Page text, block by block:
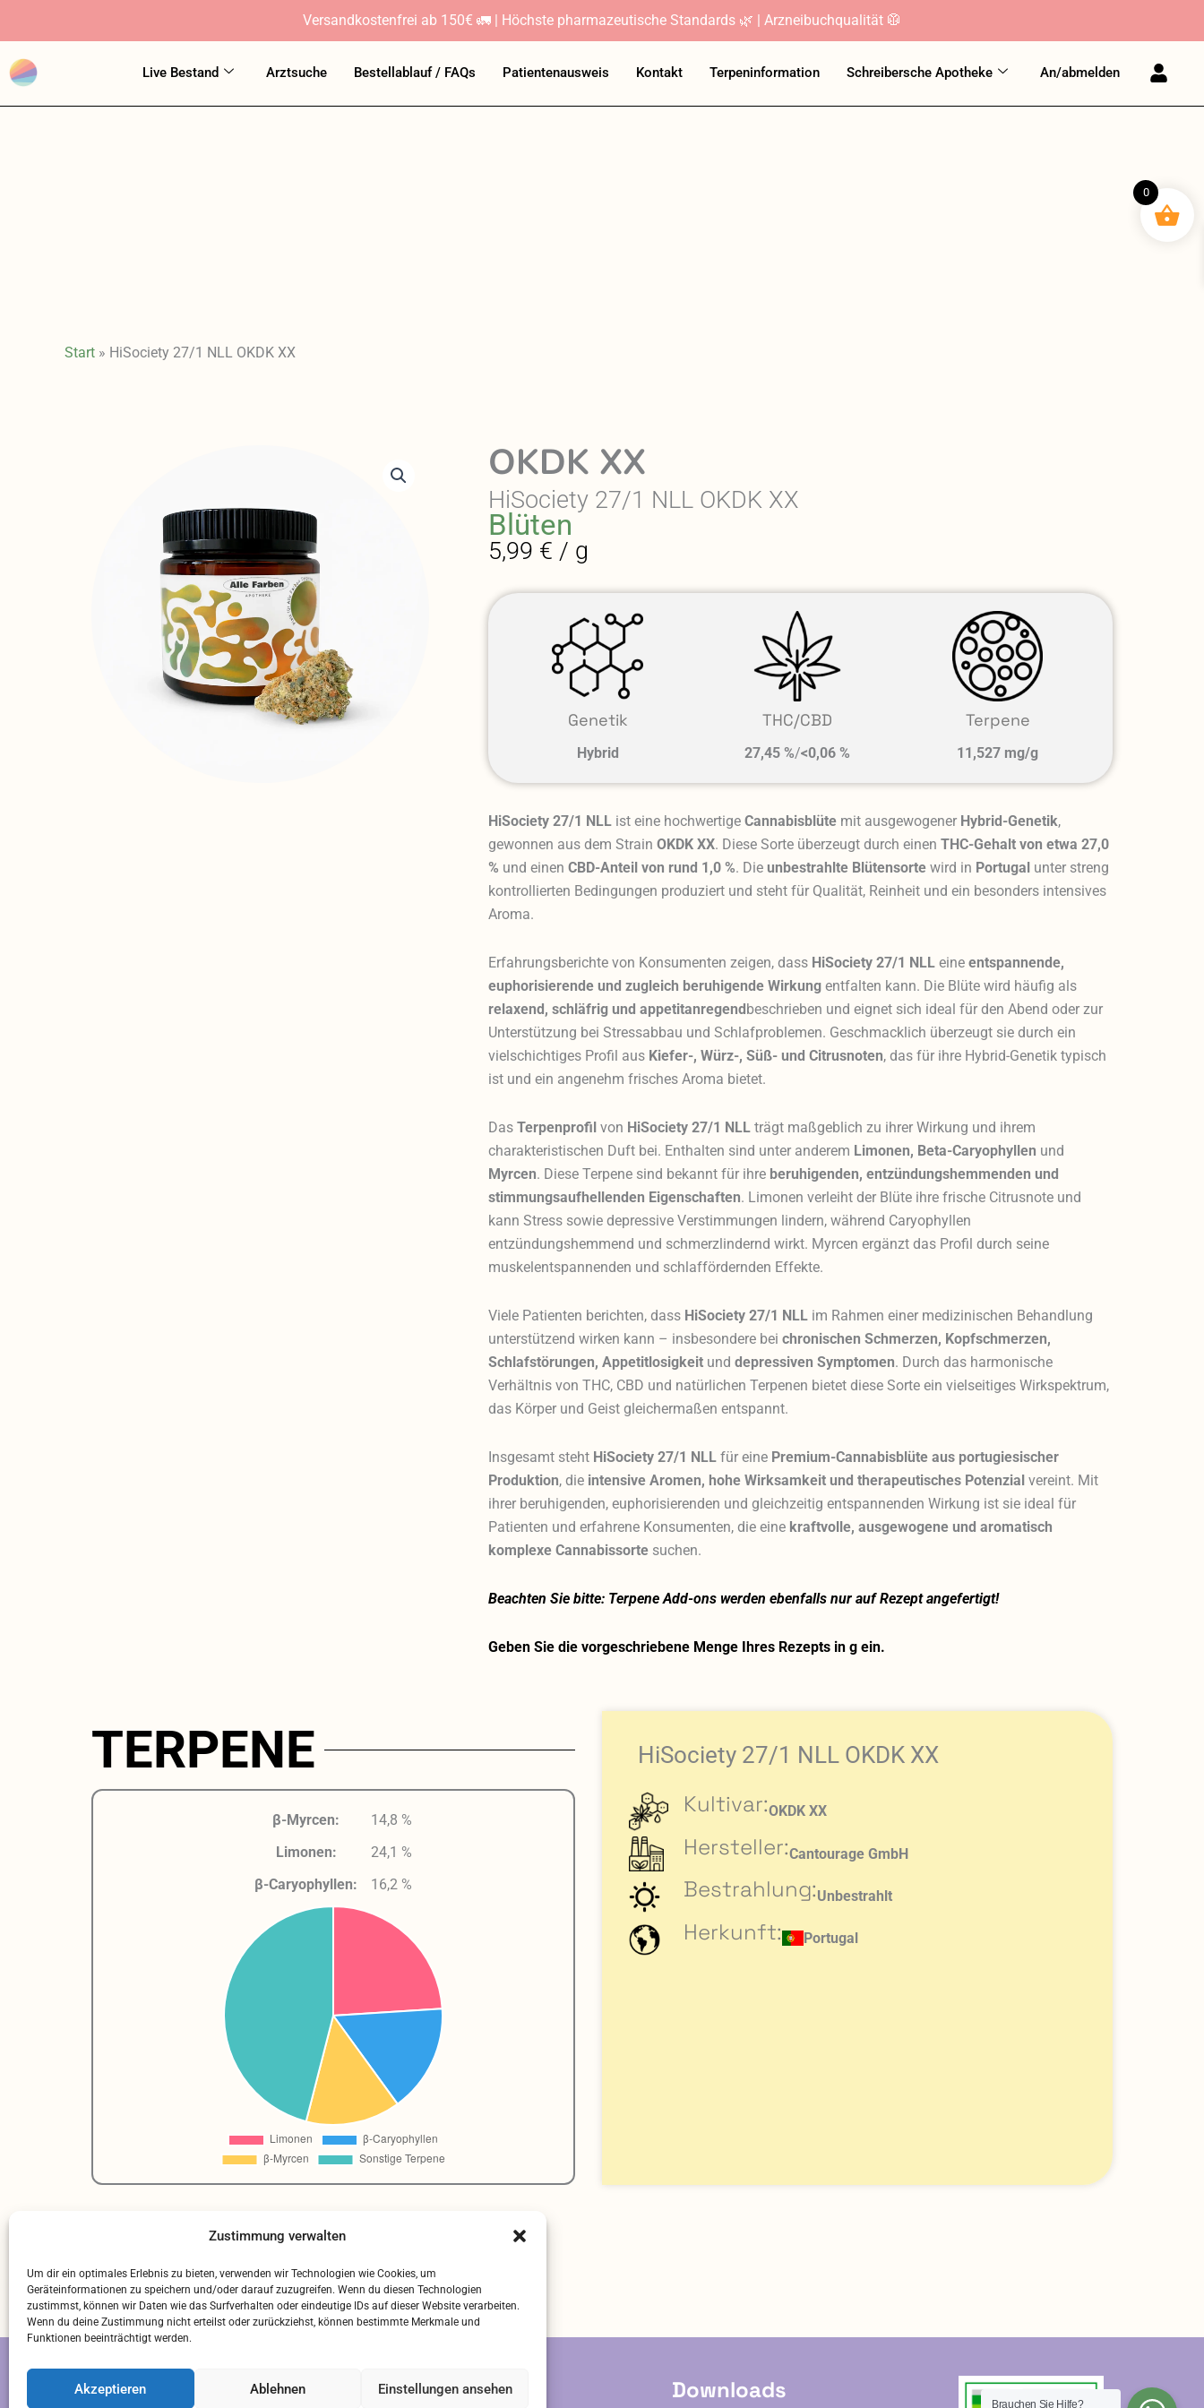
Versandkostenfrei ab 150€ 🚛 | Höchste pharmazeutische Standards 🌿 | Arzneibuchqualität 🥼
Zustimmung verwalten
Um dir ein optimales Erlebnis zu bieten, verwenden wir Technologien wie Cookies, um
Geräteinformationen zu speichern und/oder darauf zuzugreifen. Wenn du diesen Technologien
zustimmst, können wir Daten wie das Surfverhalten oder eindeutige IDs auf dieser Website verarbeiten.
Wenn du deine Zustimmung nicht erteilst oder zurückziehst, können bestimmte Merkmale und
Funktionen beeinträchtigt werden.
Akzeptieren Ablehnen Einstellungen ansehen
springen
Live Bestand Arztsuche Bestellablauf / FAQs Patientenausweis Kontakt Terpeninformation Schreibersche Apotheke An/abmelden
Start » HiSociety 27/1 NLL OKDK XX
OKDK XX
HiSociety 27/1 NLL OKDK XX
Blüten
5,99 € / g
Genetik
Hybrid
THC/CBD
27,45 %/<0,06 %
Terpene
11,527 mg/g
HiSociety 27/1 NLL ist eine hochwertigeCannabisblüte mit ausgewogener Hybrid-Genetik,
gewonnen aus dem StrainOKDK XX. Diese Sorte überzeugt durch einenTHC-Gehalt von etwa 27,0
% und einenCBD-Anteil von rund 1,0 %. Dieunbestrahlte Blütensorte wird in Portugal unter streng
kontrollierten Bedingungen produziert und steht für Qualität, Reinheit und ein besonders intensives
Aroma.
Erfahrungsberichte von Konsumenten zeigen, dass HiSociety 27/1 NLL eineentspannende,
euphorisierende und zugleich beruhigende Wirkung entfalten kann. Die Blüte wird häufig als
relaxend, schläfrig und appetitanregendbeschrieben und eignet sich ideal für den Abend oder zur
Unterstützung bei Stressabbau und Schlafproblemen. Geschmacklich überzeugt sie durch ein
vielschichtiges Profil aus Kiefer-, Würz-, Süß- und Citrusnoten, das für ihre Hybrid-Genetik typisch
ist und ein angenehm frisches Aroma bietet.
DasTerpenprofil von HiSociety 27/1 NLL trägt maßgeblich zu ihrer Wirkung und ihrem
charakteristischen Duft bei. Enthalten sind unter anderem Limonen, Beta-Caryophyllen und
Myrcen. Diese Terpene sind bekannt für ihre beruhigenden, entzündungshemmenden und
stimmungsaufhellenden Eigenschaften. Limonen verleiht der Blüte ihre frische Citrusnote und
kann Stress sowie depressive Verstimmungen lindern, während Caryophyllen
entzündungshemmend und schmerzlindernd wirkt. Myrcen ergänzt das Profil durch seine
muskelentspannenden und schlaffördernden Effekte.
Viele Patienten berichten, dass HiSociety 27/1 NLL im Rahmen einer medizinischen Behandlung
unterstützend wirken kann – insbesondere beichronischen Schmerzen, Kopfschmerzen,
Schlafstörungen, Appetitlosigkeit unddepressiven Symptomen. Durch das harmonische
Verhältnis von THC, CBD und natürlichen Terpenen bietet diese Sorte ein vielseitiges Wirkspektrum,
das Körper und Geist gleichermaßen entspannt.
Insgesamt steht HiSociety 27/1 NLL für eine Premium-Cannabisblüte aus portugiesischer
Produktion, die intensive Aromen, hohe Wirksamkeit und therapeutisches Potenzial vereint. Mit
ihrer beruhigenden, euphorisierenden und gleichzeitig entspannenden Wirkung ist sie ideal für
Patienten und erfahrene Konsumenten, die eine kraftvolle, ausgewogene und aromatisch
komplexe Cannabissorte suchen.
Beachten Sie bitte: Terpene Add-ons werden ebenfalls nur auf Rezept angefertigt!
Geben Sie die vorgeschriebene Menge Ihres Rezepts in g ein.
TERPENE
β-Myrcen:
14,8 %
Limonen:
24,1 %
β-Caryophyllen:
16,2 %
HiSociety 27/1 NLL OKDK XX
Kultivar:OKDK XX
Hersteller:Cantourage GmbH
Bestrahlung:Unbestrahlt
Herkunft: Portugal
Service Downloads
Brauchen Sie Hilfe?
0